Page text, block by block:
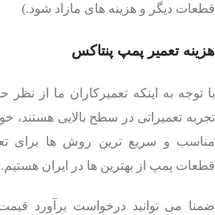
قطعات دیگر و هزینه های مازاد شود.)
هزینه تعمیر پمپ پنتاکس
با توجه به اینکه تعمیرکاران ما از
تجربه تعمیراتی در سطح بالایی هستند،
مناسب و سریع ترین روش ها برای
قطعات پمپ از بهترین ها در ایران هستیم.
ضمنا می توانید درخواست برآورد قیمت